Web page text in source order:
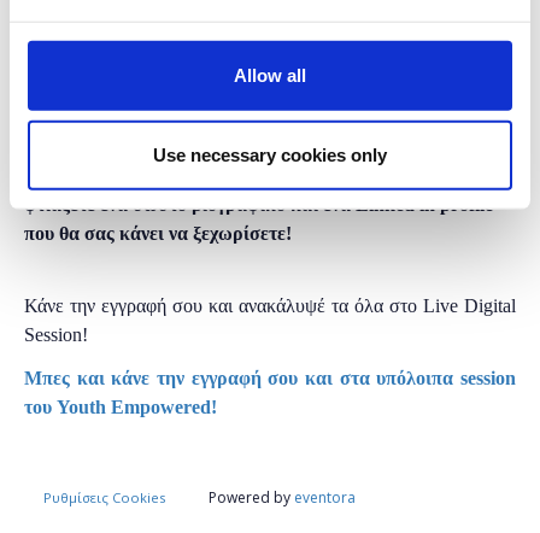
Allow all
Use necessary cookies only
Μάθετε από την ομάδα Ανθρωπίνου Δυναμικού της Coca-
Cola Τρία Έψιλον πώς να προετοιμαστείτε σωστά και να
πετύχετε σε μια συνέντευξη, πώς να αναδείξετε τα θετικά
φτιάξετε ένα σωστό βιογραφικό και ένα Linked in profile
που θα σας κάνει να ξεχωρίσετε!
Κάνε την εγγραφή σου και ανακάλυψέ τα όλα στο Live Digital
Session!
Μπες και κάνε την εγγραφή σου και στα υπόλοιπα session
του Youth Empowered!
Powered by eventora
Ρυθμίσεις Cookies